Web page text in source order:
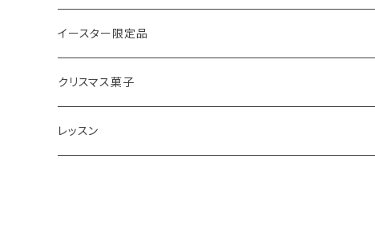
アールグレイ
いちご
オーガニックラベンダー
抹茶と小豆
栗のスコーン
ウエリッシュケーキ
ヴィクトリアサンドイッチケーキ
オレンジとポピーシードのケーキ
リーフ
ティーバッグ
セイロンティー
ディンブラ
ウバ
紅茶ギフト
紅茶・お菓子ギフト
薔薇の紅茶
インテリア
紅茶缶
本
イースター限定品
ビスケット・クッキー
アイシングクッキー
クリスマス菓子
ミンスパイ
レッスン